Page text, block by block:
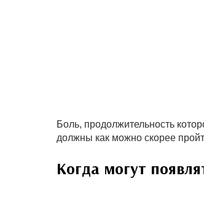
Боль, продолжительность
должны как можно скорее
Когда могут